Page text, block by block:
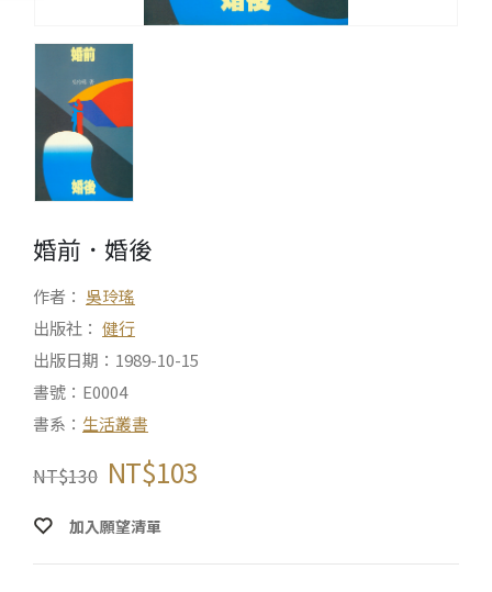
婚前．婚後
作者： 吳玲瑤
出版社： 健行
出版日期：1989-10-15
書號：E0004
書系： 生活叢書
NT$130 NT$103
加入願望清單